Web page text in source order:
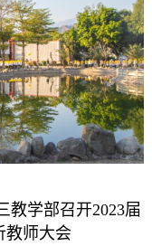
学部召开2023届
教师大会